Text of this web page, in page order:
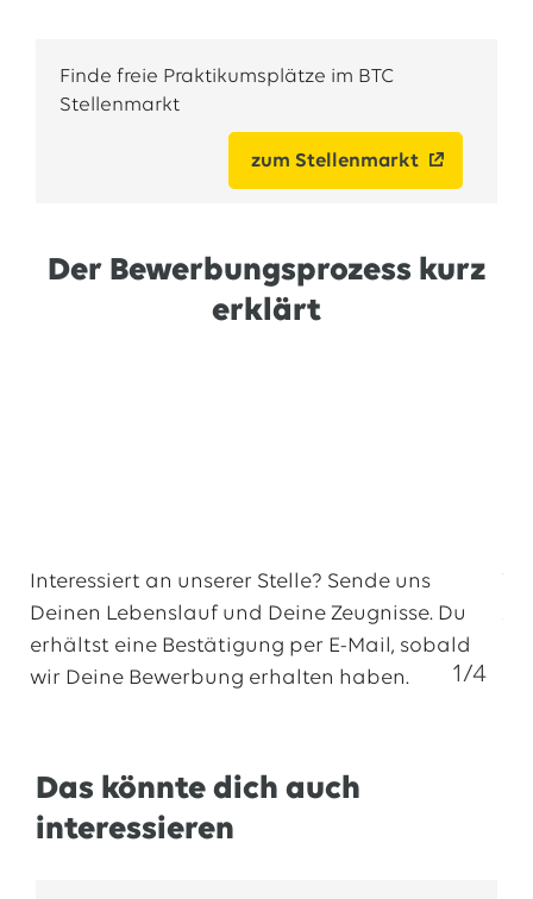
Finde freie Praktikumsplätze im BTC
Stellenmarkt
zum Stellenmarkt
Der Bewerbungsprozess kurz
erklärt
1. Online Bewerbung
1/4
Interessiert an unserer Stelle? Sende uns
Deinen Lebenslauf und Deine Zeugnisse. Du
erhältst eine Bestätigung per E-Mail, sobald
wir Deine Bewerbung erhalten haben.
Das könnte dich auch
interessieren